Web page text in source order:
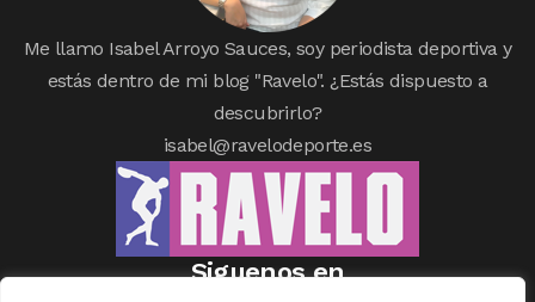
Me llamo Isabel Arroyo Sauces, soy periodista deportiva y
estás dentro de mi blog "Ravelo". ¿Estás dispuesto a
descubrirlo?
isabel@ravelodeporte.es
Siguenos en